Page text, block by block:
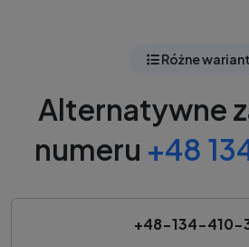
Różne
Alternatywne
numeru +48
+48-134-410-